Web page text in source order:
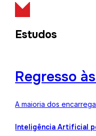
Estudos
Regresso
A maioria dos
Inteligência Artificial